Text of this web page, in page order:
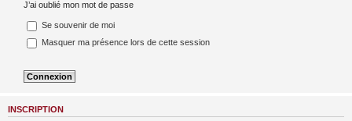
J’ai oublié mon mot de passe
Se souvenir de moi
Masquer ma présence lors de cette session
INSCRIPTION